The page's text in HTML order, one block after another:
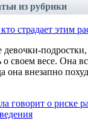
из рубрики
страдает этим
о своем весе. Она
она внезапно
говорит о риске